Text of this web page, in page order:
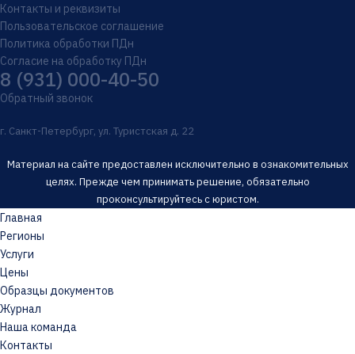
Контакты и реквизиты
Пользовательское соглашение
Политика обработки ПДн
Согласие на обработку ПДн
8 (931) 000-40-50
Обратный звонок
г. Санкт-Петербург, ул. Туристская д. 22
Материал на сайте предоставлен исключительно в ознакомительных
целях. Прежде чем принимать решение, обязательно
проконсультируйтесь с юристом.
Главная
Регионы
Услуги
Цены
Образцы документов
Журнал
Наша команда
Контакты